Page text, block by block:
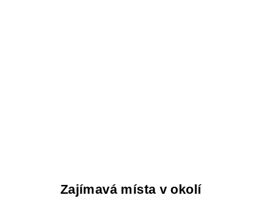
Zajímavá místa v okolí